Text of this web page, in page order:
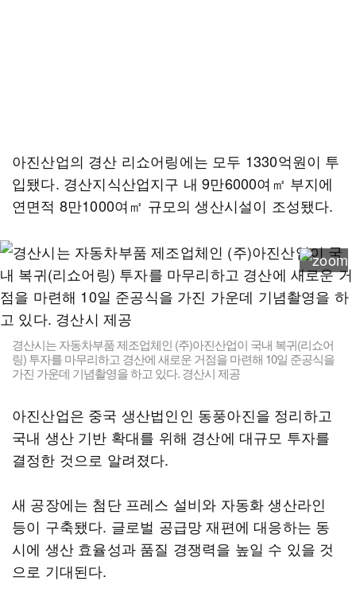
아진산업의 경산 리쇼어링에는 모두 1330억원이 투
입됐다. 경산지식산업지구 내 9만6000여㎡ 부지에
연면적 8만1000여㎡ 규모의 생산시설이 조성됐다.
경산시는 자동차부품 제조업체인 (주)아진산업이 국내 복귀(리쇼어
링) 투자를 마무리하고 경산에 새로운 거점을 마련해 10일 준공식을
가진 가운데 기념촬영을 하고 있다. 경산시 제공
아진산업은 중국 생산법인인 동풍아진을 정리하고
국내 생산 기반 확대를 위해 경산에 대규모 투자를
결정한 것으로 알려졌다.
새 공장에는 첨단 프레스 설비와 자동화 생산라인
등이 구축됐다. 글로벌 공급망 재편에 대응하는 동
시에 생산 효율성과 품질 경쟁력을 높일 수 있을 것
으로 기대된다.